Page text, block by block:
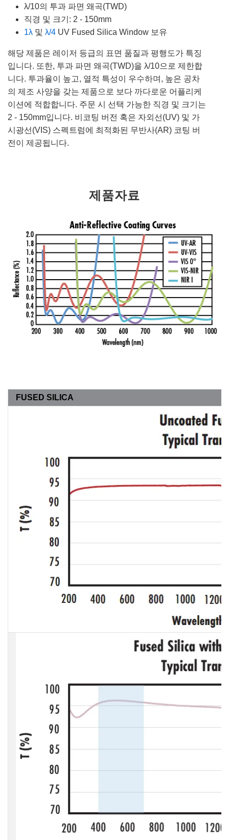
λ/10의 투과 파면 왜곡(TWD)
직경 및 크기: 2 - 150mm
1λ 및 λ/4 UV Fused Silica Window 보유
해당 제품은 레이저 등급의 표면 품질과 평행도가 특징
입니다. 또한, 투과 파면 왜곡(TWD)을 λ/10으로 제한합
니다. 투과율이 높고, 열적 특성이 우수하며, 높은 공차
의 제조 사양을 갖는 제품으로 보다 까다로운 어플리케
이션에 적합합니다. 주문 시 선택 가능한 직경 및 크기는
2 - 150mm입니다. 비코팅 버전 혹은 자외선(UV) 및 가
시광선(VIS) 스펙트럼에 최적화된 무반사(AR) 코팅 버
전이 제공됩니다.
제품자료
FUSED SILICA